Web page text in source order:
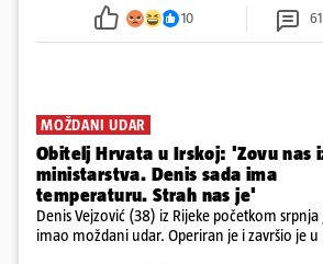
požar, rekao je vlasnik
10 61
MOŽDANI UDAR
Obitelj Hrvata u Irskoj: 'Zovu nas
ministarstva. Denis sada ima
temperaturu. Strah nas je'
Denis Vejzović (38) iz Rijeke početkom srpnja
imao moždani udar. Operiran je i završio je u